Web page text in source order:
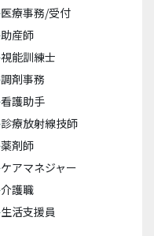
医療事務/受付
助産師
視能訓練士
調剤事務
看護助手
診療放射線技師
薬剤師
ケアマネジャー
介護職
生活支援員